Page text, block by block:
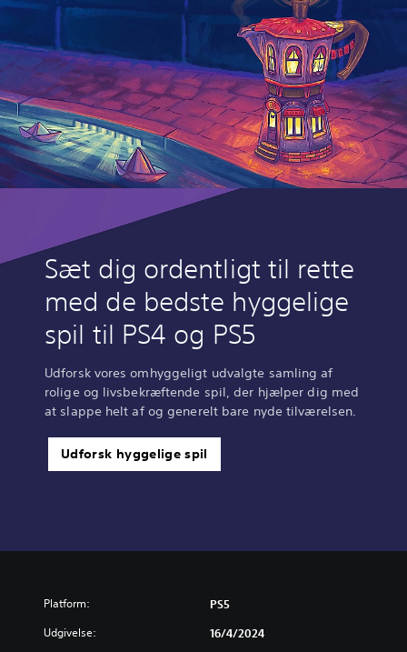
Sæt dig ordentligt til rette
med de bedste hyggelige
spil til PS4 og PS5
Udforsk vores omhyggeligt udvalgte samling af
rolige og livsbekræftende spil, der hjælper dig med
at slappe helt af og generelt bare nyde tilværelsen.
Udforsk hyggelige spil
Platform: PS5
Udgivelse: 16/4/2024